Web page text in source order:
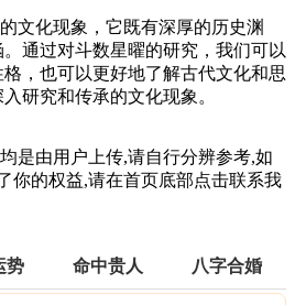
化现象，它既有深厚的历史渊
通过对斗数星曜的研究，我们可以
，也可以更好地了解古代文化和思
研究和传承的文化现象。
是由用户上传,请自行分辨参考,如
你的权益,请在首页底部点击联系我
势 命中贵人 八字合婚